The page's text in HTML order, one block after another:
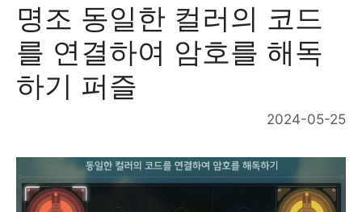
명조 동일한 컬러의 코드
를 연결하여 암호를 해독
하기 퍼즐
2024-05-25